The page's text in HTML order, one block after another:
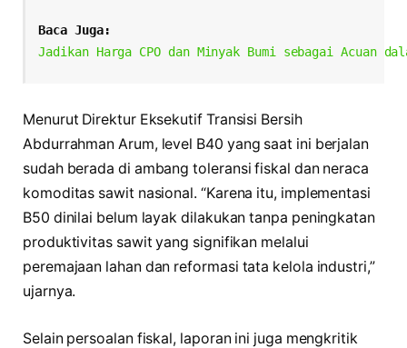
Baca Juga:
Jadikan Harga CPO dan Minyak Bumi sebagai Acuan
Menurut Direktur Eksekutif Transisi Bersih
Abdurrahman Arum, level B40 yang saat ini berjalan
sudah berada di ambang toleransi fiskal dan neraca
komoditas sawit nasional. “Karena itu, implementasi
B50 dinilai belum layak dilakukan tanpa peningkatan
produktivitas sawit yang signifikan melalui
peremajaan lahan dan reformasi tata kelola industri,”
ujarnya.
Selain persoalan fiskal, laporan ini juga mengkritik